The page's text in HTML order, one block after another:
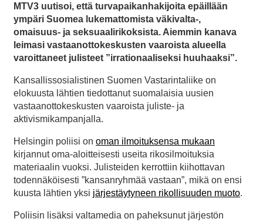
MTV3 uutisoi, että turvapaikanhakijoita epäillään
ympäri Suomea lukemattomista väkivalta-,
omaisuus- ja seksuaalirikoksista. Aiemmin kanava
leimasi vastaanottokeskusten vaaroista alueella
varoittaneet julisteet ”irrationaaliseksi huuhaaksi”.
Kansallissosialistinen Suomen Vastarintaliike on
elokuusta lähtien tiedottanut suomalaisia uusien
vastaanottokeskusten vaaroista juliste- ja
aktivismikampanjalla.
Helsingin poliisi on oman ilmoituksensa mukaan
kirjannut oma-aloitteisesti useita rikosilmoituksia
materiaalin vuoksi. Julisteiden kerrottiin kiihottavan
todennäköisesti ”kansanryhmää vastaan”, mikä on ensi
kuusta lähtien yksi järjestäytyneen rikollisuuden muoto.
Poliisin lisäksi valtamedia on paheksunut järjestön